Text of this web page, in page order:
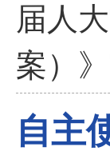
届人
案）
自主